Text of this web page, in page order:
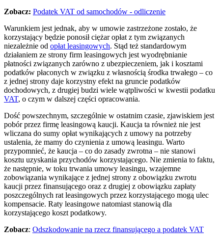
Zobacz: Podatek VAT od samochodów - odliczenie
Warunkiem jest jednak, aby w umowie zastrzeżone zostało, że
korzystający będzie ponosił ciężar opłat z tym związanych
niezależnie od opłat leasingowych. Stąd też standardowym
działaniem ze strony firm leasingowych jest wyodrębnianie
płatności związanych zarówno z ubezpieczeniem, jak i kosztami
podatków płaconych w związku z własnością środka trwałego – co
z jednej strony daje korzystny efekt na gruncie podatków
dochodowych, z drugiej budzi wiele wątpliwości w kwestii podatku
VAT, o czym w dalszej części opracowania.
Dość powszechnym, szczególnie w ostatnim czasie, zjawiskiem jest
pobór przez firmę leasingową kaucji. Kaucja ta również nie jest
wliczana do sumy opłat wynikających z umowy na potrzeby
ustalenia, że mamy do czynienia z umową leasingu. Warto
przypomnieć, że kaucja – co do zasady zwrotna – nie stanowi
kosztu uzyskania przychodów korzystającego. Nie zmienia to faktu,
że następnie, w toku trwania umowy leasingu, wzajemne
zobowiązania wynikające z jednej strony z obowiązku zwrotu
kaucji przez finansującego oraz z drugiej z obowiązku zapłaty
poszczególnych rat leasingowych przez korzystającego mogą ulec
kompensacie. Raty leasingowe natomiast stanowią dla
korzystającego koszt podatkowy.
Zobacz: Odszkodowanie na rzecz finansującego a podatek VAT